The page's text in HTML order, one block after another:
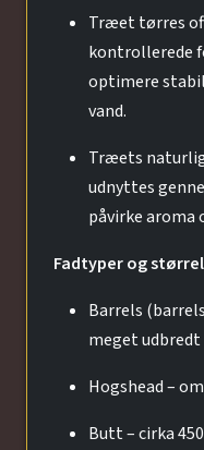
Træet tørres
kontrollerede
optimere
vand.
Træets
udnyttes
påvirke aroma
Fadtyper og
Barrels
meget
Hogshead –
Butt – cirka